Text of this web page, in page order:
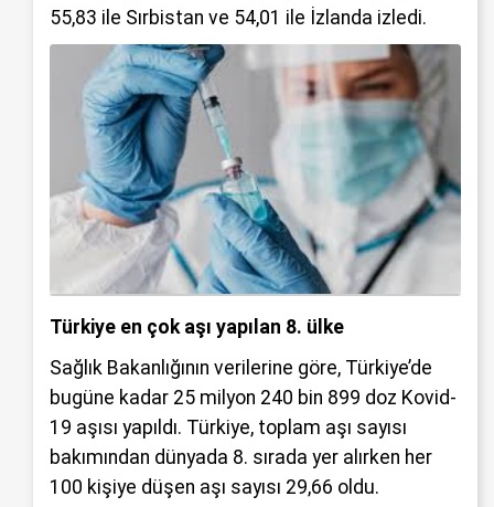
55,83 ile Sırbistan ve 54,01 ile İzlanda izledi.
Türkiye en çok aşı yapılan 8. ülke
Sağlık Bakanlığının verilerine göre, Türkiye’de
bugüne kadar 25 milyon 240 bin 899 doz Kovid-
19 aşısı yapıldı. Türkiye, toplam aşı sayısı
bakımından dünyada 8. sırada yer alırken her
100 kişiye düşen aşı sayısı 29,66 oldu.